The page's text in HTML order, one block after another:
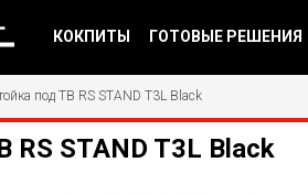
КОКПИТЫ ГОТОВЫЕ РЕШЕНИЯ
под ТВ RS STAND T3L Black
RS STAND T3L Black